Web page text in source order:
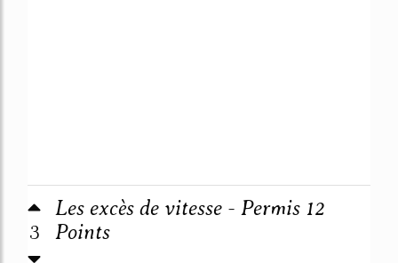
3
Les excès de vitesse - Permis 12
Points